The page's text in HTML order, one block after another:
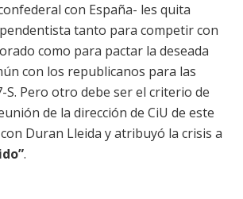
con España- les quita
tanto para competir con
como para pactar la deseada
con los republicanos para las
S. Pero otro debe ser el criterio de
de la dirección de CiU de este
Duran Lleida y atribuyó la crisis a
.